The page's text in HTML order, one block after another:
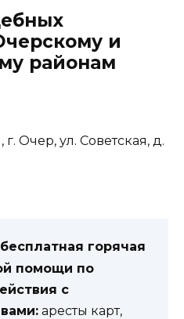
и
районам
Очер, ул. Советская, д.
горячая
помощи по
с
аресты карт,